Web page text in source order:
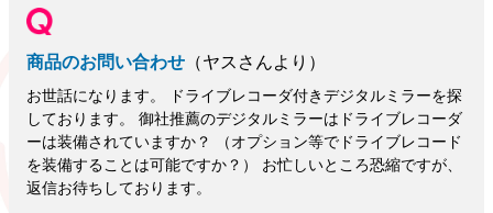
商品のお問い合わせ （ヤスさんより）
お世話になります。 ドライブレコーダ付きデジタルミラーを探
しております。 御社推薦のデジタルミラーはドライブレコーダ
ーは装備されていますか？ （オプション等でドライブレコード
を装備することは可能ですか？） お忙しいところ恐縮ですが、
返信お待ちしております。